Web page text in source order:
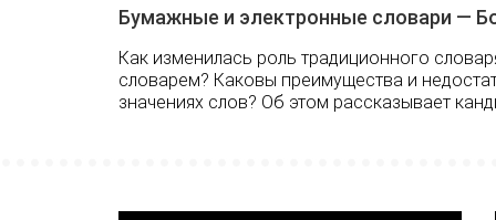
Бумажные и электронные словари —
Как изменилась роль традиционного
словарем? Каковы преимущества и
значениях слов? Об этом рассказывает